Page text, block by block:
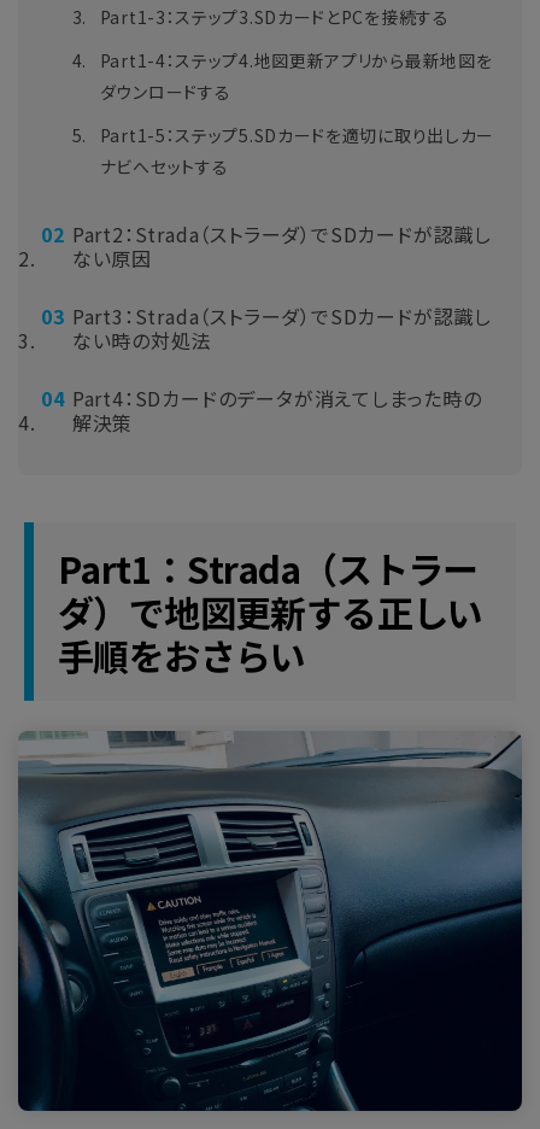
Part1-3：ステップ3.SDカードとPCを接続する
Part1-4：ステップ4.地図更新アプリから最新地図を
ダウンロードする
Part1-5：ステップ5.SDカードを適切に取り出しカー
ナビへセットする
Part2：Strada（ストラーダ）でSDカードが認識し
ない原因
Part3：Strada（ストラーダ）でSDカードが認識し
ない時の対処法
Part4：SDカードのデータが消えてしまった時の
解決策
Part1：Strada（ストラー
ダ）で地図更新する正しい
手順をおさらい